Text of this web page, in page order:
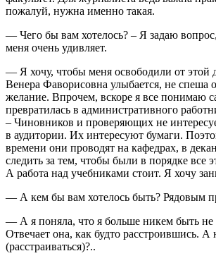
пожалуй, нужна именно такая.
— Чего бы вам хотелось? – Я задаю
меня очень удивляет.
— Я хочу, чтобы меня освободили от
Венера Фаворисовна улыбается, не спеша
желание. Впрочем, вскоре я все понимаю
превратилась в административного
– Чиновников и проверяющих не
в аудитории. Их интересуют бумаги.
времени они проводят на кафедрах, в
следить за тем, чтобы были в порядке все
А работа над учебниками стоит. Я хочу
— А кем бы вам хотелось быть? Рядовым
— А я поняла, что я больше никем быть
Отвечает она, как будто расстроившись. А
(расстраиваться)?..